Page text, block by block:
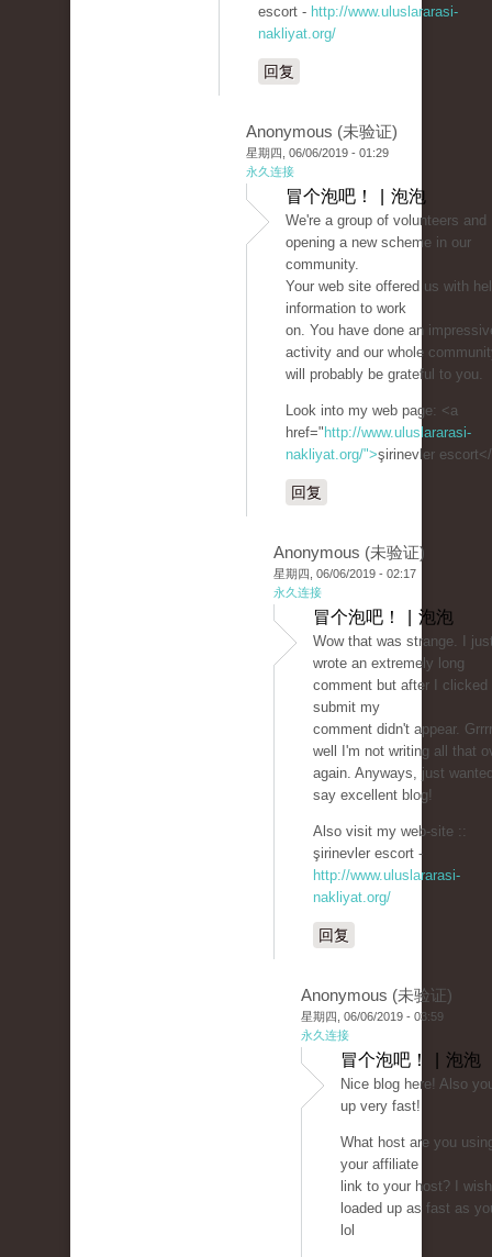
escort - http://www.uluslararasi-
nakliyat.org/
回复
Anonymous (未验证)
星期四, 06/06/2019 - 01:29
永久连接
冒个泡吧！ | 泡泡
We're a group of volunteers and
opening a new scheme in our
community.
Your web site offered us with
information to work
on. You have done an
activity and our whole
will probably be grateful to you.
Look into my web page: <a
href=" http://www.uluslararasi-
nakliyat.org/">şirinevler
回复
Anonymous (未验证)
星期四, 06/06/2019 - 02:17
永久连接
冒个泡吧！ | 泡泡
Wow that was strange. I
wrote an extremely long
comment but after I clicked
submit my
comment didn't appear.
well I'm not writing all that
again. Anyways, just
say excellent blog!
Also visit my web-site ::
şirinevler escort -
http://www.uluslararasi-
nakliyat.org/
回复
Anonymous (未验证)
星期四, 06/06/2019 - 03:59
永久连接
冒个泡吧！ | 泡泡
Nice blog here! Also
up very fast!
What host are you
your affiliate
link to your host? I
loaded up as fast as
lol